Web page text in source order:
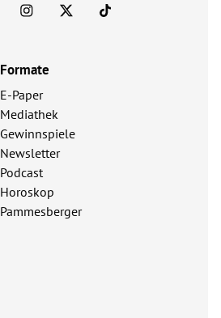
Formate
E-Paper
Mediathek
Gewinnspiele
Newsletter
Podcast
Horoskop
Pammesberger